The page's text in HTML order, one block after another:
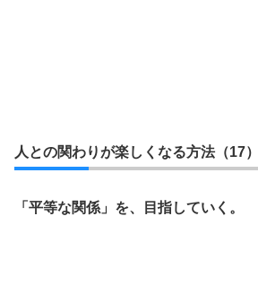
人との関わりが楽しくなる方法（17）
「平等な関係」を、目指していく。